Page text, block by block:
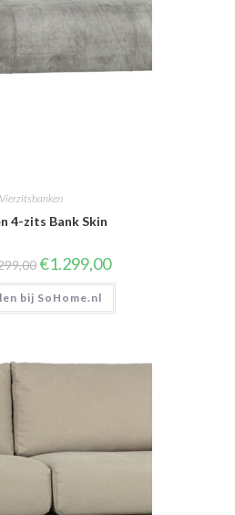
Vierzitsbanken
4-zits Bank Skin
Oorspronkelijke
prijs
was:
€1.299,00.
€1.299,00Huidige
prijs
is:
bij SoHome.nl